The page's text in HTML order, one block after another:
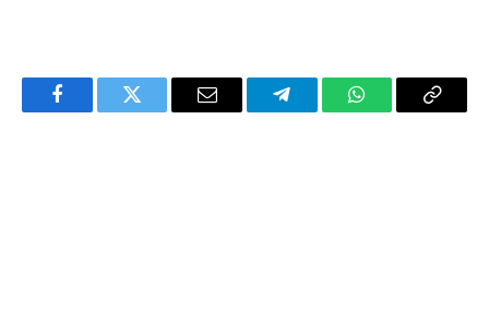
FacebookTwitter Email TelegramWhatsAppCopy